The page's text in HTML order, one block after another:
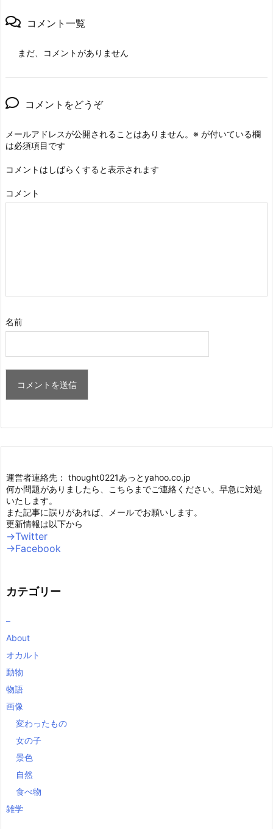
コメント一覧
まだ、コメントがありません
コメントをどうぞ
メールアドレスが公開されることはありません。 ※ が付いている欄
は必須項目です
コメントはしばらくすると表示されます
コメント
名前
運営者連絡先： thought0221あっとyahoo.co.jp
何か問題がありましたら、こちらまでご連絡ください。早急に対処
いたします。
また記事に誤りがあれば、メールでお願いします。
更新情報は以下から
→Twitter
→Facebook
カテゴリー
–
About
オカルト
動物
物語
画像
変わったもの
女の子
景色
自然
食べ物
雑学